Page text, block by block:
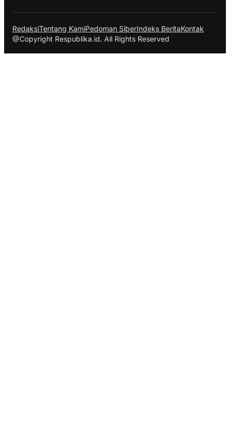
RedaksiTentang KamiPedoman SiberIndeks BeritaKontak
@Copyright Respublika.id. All Rights Reserved